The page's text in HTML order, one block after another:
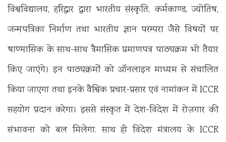
विश्वविद्यालय, हरिद्वार द्वारा भारतीय संस्कृति, कर्मकाण्ड, ज्योतिष,
जन्मपत्रिका निर्माण तथा भारतीय ज्ञान परम्परा जैसे विषयों पर
षाण्मासिक के साथ-साथ त्रैमासिक प्रमाणपत्र पाठ्यक्रम भी तैयार
किए जाएंगे। इन पाठ्यक्रमों को ऑनलाइन माध्यम से संचालित
किया जाएगा तथा इनके वैश्विक प्रचार-प्रसार एवं नामांकन में ICCR
सहयोग प्रदान करेगा। इससे संस्कृत में देश-विदेश में रोज़गार की
संभावना को बल मिलेगा. साथ ही विदेश मंत्रालय के ICCR